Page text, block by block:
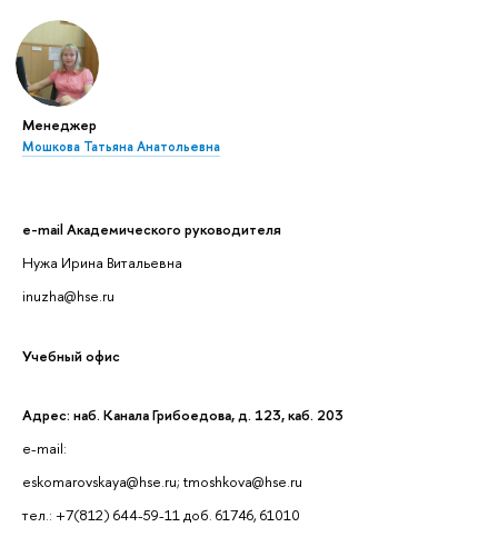
Менеджер
Мошкова Татьяна Анатольевна
e-mail Академического руководителя
Нужа Ирина Витальевна
inuzha@hse.ru
Учебный офис
Адрес: наб. Канала Грибоедова, д. 123, каб. 203
e-mail:
eskomarovskaya@hse.ru; tmoshkova@hse.ru
тел.: +7(812) 644-59-11 доб. 61746, 61010